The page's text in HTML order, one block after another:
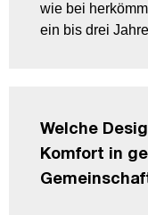
wie bei
ein bis drei
Welche
Komfort in